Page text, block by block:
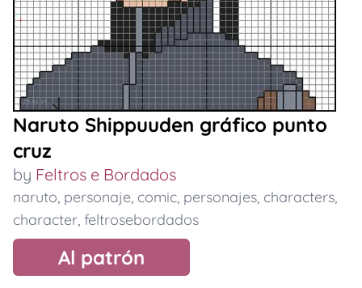
Naruto Shippuuden gráfico punto
cruz
by Feltros e Bordados
naruto, personaje, comic, personajes, characters,
character, feltrosebordados
Al patrón